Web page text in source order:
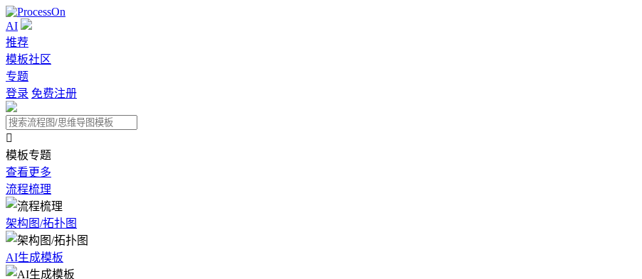
AI
推荐
模板社区
专题
登录 免费注册

模板专题
查看更多
流程梳理
架构图/拓扑图
AI生成模板